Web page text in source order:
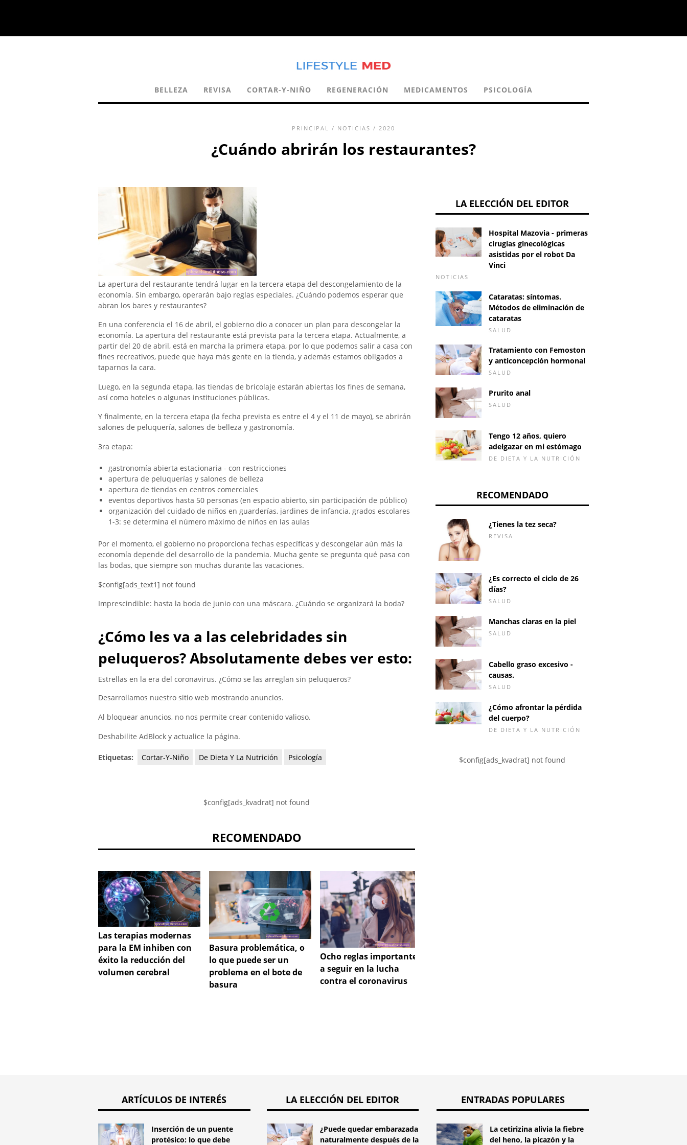
BELLEZA REVISA CORTAR-Y-NIÑO REGENERACIÓN MEDICAMENTOS PSICOLOGÍA
PRINCIPAL / NOTICIAS / 2020
¿Cuándo abrirán los restaurantes?
La apertura del restaurante tendrá lugar en la tercera etapa del descongelamiento de la
economía. Sin embargo, operarán bajo reglas especiales. ¿Cuándo podemos esperar que
abran los bares y restaurantes?
En una conferencia el 16 de abril, el gobierno dio a conocer un plan para descongelar la
economía. La apertura del restaurante está prevista para la tercera etapa. Actualmente, a
partir del 20 de abril, está en marcha la primera etapa, por lo que podemos salir a casa con
fines recreativos, puede que haya más gente en la tienda, y además estamos obligados a
taparnos la cara.
Luego, en la segunda etapa, las tiendas de bricolaje estarán abiertas los fines de semana,
así como hoteles o algunas instituciones públicas.
Y finalmente, en la tercera etapa (la fecha prevista es entre el 4 y el 11 de mayo), se abrirán
salones de peluquería, salones de belleza y gastronomía.
3ra etapa:
gastronomía abierta estacionaria - con restricciones
apertura de peluquerías y salones de belleza
apertura de tiendas en centros comerciales
eventos deportivos hasta 50 personas (en espacio abierto, sin participación de público)
organización del cuidado de niños en guarderías, jardines de infancia, grados escolares
1-3: se determina el número máximo de niños en las aulas
Por el momento, el gobierno no proporciona fechas específicas y descongelar aún más la
economía depende del desarrollo de la pandemia. Mucha gente se pregunta qué pasa con
las bodas, que siempre son muchas durante las vacaciones.
$config[ads_text1] not found
Imprescindible: hasta la boda de junio con una máscara. ¿Cuándo se organizará la boda?
¿Cómo les va a las celebridades sin
peluqueros? Absolutamente debes ver esto:
Estrellas en la era del coronavirus. ¿Cómo se las arreglan sin peluqueros?
Desarrollamos nuestro sitio web mostrando anuncios.
Al bloquear anuncios, no nos permite crear contenido valioso.
Deshabilite AdBlock y actualice la página.
Etiquetas: Cortar-Y-Niño De Dieta Y La Nutrición Psicología
$config[ads_kvadrat] not found
RECOMENDADO
Las terapias modernas
para la EM inhiben con
éxito la reducción del
volumen cerebral
Basura problemática, o
lo que puede ser un
problema en el bote de
basura
Ocho reglas importantes
a seguir en la lucha
contra el coronavirus
LA ELECCIÓN DEL EDITOR
Hospital Mazovia - primeras
cirugías ginecológicas
asistidas por el robot Da
Vinci
NOTICIAS
Cataratas: síntomas.
Métodos de eliminación de
cataratas
SALUD
Tratamiento con Femoston
y anticoncepción hormonal
SALUD
Prurito anal
SALUD
Tengo 12 años, quiero
adelgazar en mi estómago
DE DIETA Y LA NUTRICIÓN
RECOMENDADO
¿Tienes la tez seca?
REVISA
¿Es correcto el ciclo de 26
días?
SALUD
Manchas claras en la piel
SALUD
Cabello graso excesivo -
causas.
SALUD
¿Cómo afrontar la pérdida
del cuerpo?
DE DIETA Y LA NUTRICIÓN
$config[ads_kvadrat] not found
ARTÍCULOS DE INTERÉS
Inserción de un puente
protésico: lo que debe
LA ELECCIÓN DEL EDITOR
¿Puede quedar embarazada
naturalmente después de la
ENTRADAS POPULARES
La cetirizina alivia la fiebre
del heno, la picazón y la